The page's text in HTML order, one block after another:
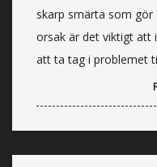
skarp smärta som
orsak är det viktigt att
att ta tag i problemet